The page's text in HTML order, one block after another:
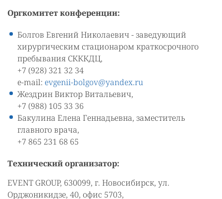
Оргкомитет конференции:
Болгов Евгений Николаевич - заведующий
хирургическим стационаром краткосрочного
пребывания СКККДЦ,
+7 (928) 321 32 34
e-mail: evgenii-bolgov@yandex.ru
Жездрин Виктор Витальевич,
+7 (988) 105 33 36
Бакулина Елена Геннадьевна, заместитель
главного врача,
+7 865 231 68 65
Технический организатор:
EVENT GROUP, 630099, г. Новосибирск, ул.
Орджоникидзе, 40, офис 5703,